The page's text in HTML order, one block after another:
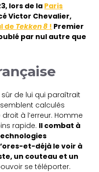
lors de la Paris
Victor Chevalier,
de Tekken 8 ! Premier
par nul autre que
de lui qui paraîtrait
calculés
à l’erreur. Homme
rapide. Il combat à
et-déjà le voir à
un couteau et un
se téléporter.